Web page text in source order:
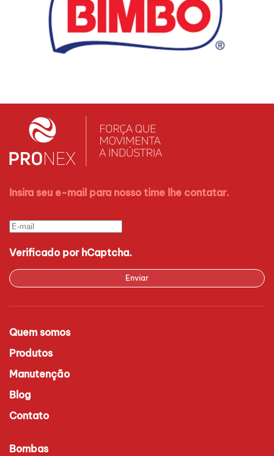
Insira seu e-mail para nosso time lhe contatar.
Verificado por hCaptcha.
Enviar
Quem somos
Produtos
Manutenção
Blog
Contato
Bombas